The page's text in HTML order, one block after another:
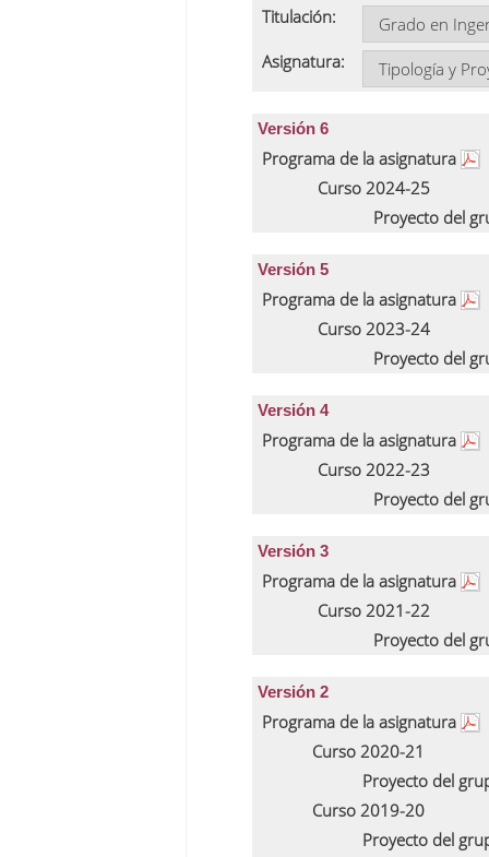
Titulación:
Asignatura:
Versión 6
Programa de la asignatura
Curso 2024-25
Proyecto del
Versión 5
Programa de la asignatura
Curso 2023-24
Proyecto del
Versión 4
Programa de la asignatura
Curso 2022-23
Proyecto del
Versión 3
Programa de la asignatura
Curso 2021-22
Proyecto del
Versión 2
Programa de la asignatura
Curso 2020-21
Proyecto del
Curso 2019-20
Proyecto del